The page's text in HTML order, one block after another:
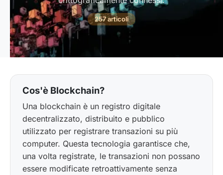
257 articoli
Cos'è Blockchain?
Una blockchain è un registro digitale
decentralizzato, distribuito e pubblico
utilizzato per registrare transazioni su più
computer. Questa tecnologia garantisce che,
una volta registrate, le transazioni non possano
essere modificate retroattivamente senza